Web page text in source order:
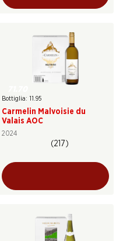
Bottiglia: 11.95
Carmelin Malvoisie du
Valais AOC
2024
(217)